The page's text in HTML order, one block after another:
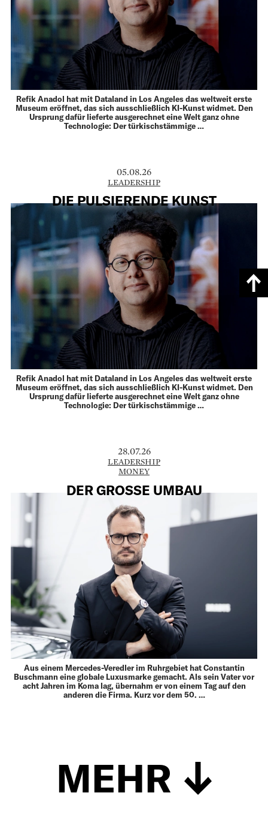
Refik Anadol hat mit Dataland in Los Angeles das weltweit erste
Museum eröffnet, das sich ausschließlich KI-Kunst widmet. Den
Ursprung dafür lieferte ausgerechnet eine Welt ganz ohne
Technologie: Der türkischstämmige …
05.08.26
LEADERSHIP
DIE PULSIERENDE KUNST
Refik Anadol hat mit Dataland in Los Angeles das weltweit erste
Museum eröffnet, das sich ausschließlich KI-Kunst widmet. Den
Ursprung dafür lieferte ausgerechnet eine Welt ganz ohne
Technologie: Der türkischstämmige …
28.07.26
LEADERSHIP
MONEY
DER GROSSE UMBAU
Aus einem Mercedes-Veredler im Ruhrgebiet hat Constantin
Buschmann eine globale Luxusmarke gemacht. Als sein Vater vor
acht Jahren im Koma lag, übernahm er von einem Tag auf den
anderen die Firma. Kurz vor dem 50. …
MEHR